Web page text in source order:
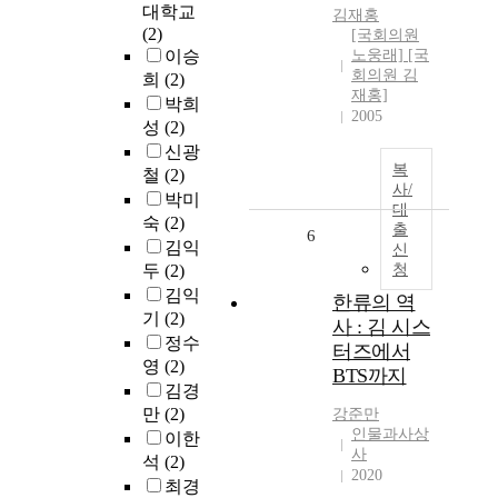
대학교
(2)
이승
희 (2)
박희
성 (2)
신광
철 (2)
박미
숙 (2)
김익
두 (2)
김익
기 (2)
정수
영 (2)
김경
만 (2)
이한
석 (2)
최경
김재홍
[국회의원
노웅래] [국
회의원 김
재홍]
2005
복
사/
대
출
신
청
6
한류의 역
사 : 김 시스
터즈에서
BTS까지
강준만
인물과사상
사
2020